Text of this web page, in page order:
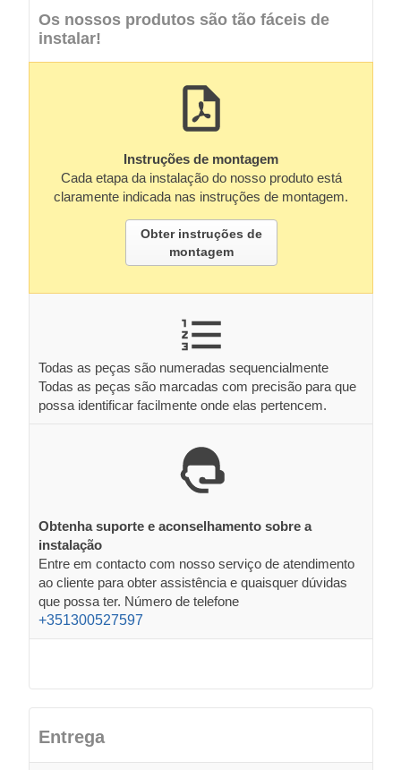
Os nossos produtos são tão fáceis de
instalar!
Instruções de montagem
Cada etapa da instalação do nosso produto está
claramente indicada nas instruções de montagem.
Obter instruções de
montagem
Todas as peças são numeradas sequencialmente
Todas as peças são marcadas com precisão para que
possa identificar facilmente onde elas pertencem.
Obtenha suporte e aconselhamento sobre a
instalação
Entre em contacto com nosso serviço de atendimento
ao cliente para obter assistência e quaisquer dúvidas
que possa ter. Número de telefone
+351300527597
Entrega